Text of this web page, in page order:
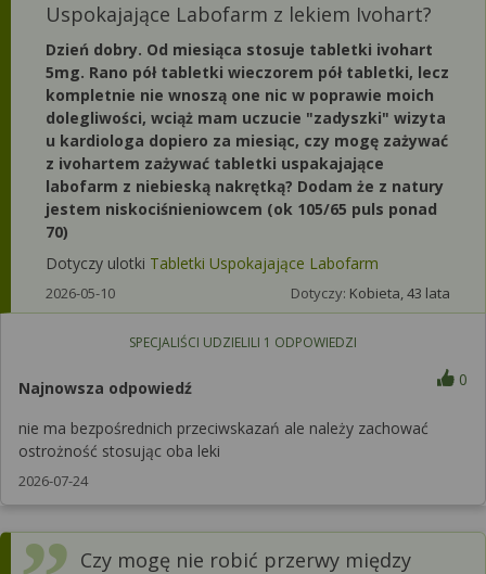
Uspokajające Labofarm z lekiem Ivohart?
Dzień dobry. Od miesiąca stosuje tabletki ivohart
5mg. Rano pół tabletki wieczorem pół tabletki, lecz
kompletnie nie wnoszą one nic w poprawie moich
dolegliwości, wciąż mam uczucie "zadyszki" wizyta
u kardiologa dopiero za miesiąc, czy mogę zażywać
z ivohartem zażywać tabletki uspakajające
labofarm z niebieską nakrętką? Dodam że z natury
jestem niskociśnieniowcem (ok 105/65 puls ponad
70)
Dotyczy ulotki Tabletki Uspokajające Labofarm
2026-05-10 Dotyczy: Kobieta, 43 lata
SPECJALIŚCI UDZIELILI 1 ODPOWIEDZI
Najnowsza odpowiedź 0
nie ma bezpośrednich przeciwskazań ale należy zachować
ostrożność stosując oba leki
2026-07-24
Czy mogę nie robić przerwy między